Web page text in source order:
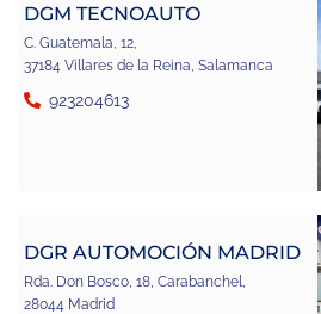
DGM TECNOAUTO
C. Guatemala, 12,
37184 Villares de la Reina, Salamanca
923204613
DGR AUTOMOCIÓN MADRID
Rda. Don Bosco, 18, Carabanchel,
28044 Madrid